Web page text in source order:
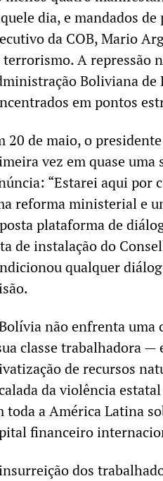
dia, e mandados
da COB, Mario
terrorismo. A repressão
Boliviana de
em pontos
20 de maio, o
vez em quase uma
“Estarei aqui por
reforma ministerial e
plataforma de
de instalação do
qualquer
não enfrenta uma
classe trabalhadora
de recursos
da violência
toda a América Latina
financeiro
dos